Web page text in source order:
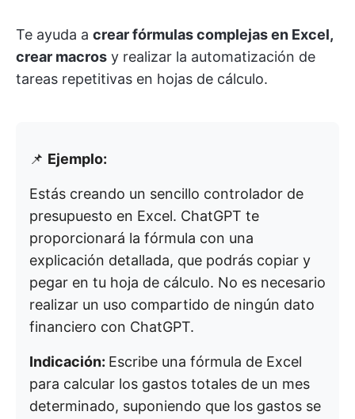
Te ayuda a crear fórmulas complejas en Excel,
crear macros y realizar la automatización de
tareas repetitivas en hojas de cálculo.
📌 Ejemplo:
Estás creando un sencillo controlador de
presupuesto en Excel. ChatGPT te
proporcionará la fórmula con una
explicación detallada, que podrás copiar y
pegar en tu hoja de cálculo. No es necesario
realizar un uso compartido de ningún dato
financiero con ChatGPT.
Indicación: Escribe una fórmula de Excel
para calcular los gastos totales de un mes
determinado, suponiendo que los gastos se